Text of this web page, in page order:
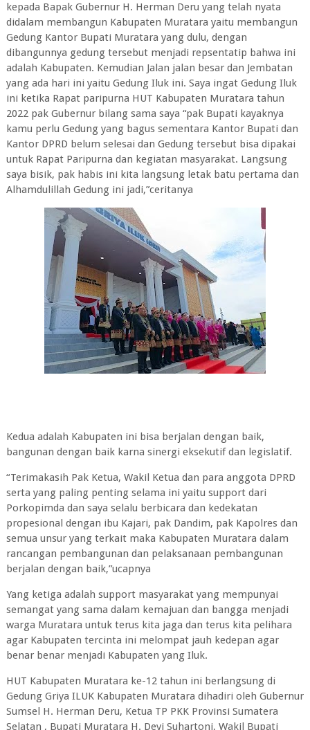
kepada Bapak Gubernur H. Herman Deru yang telah nyata
didalam membangun Kabupaten Muratara yaitu membangun
Gedung Kantor Bupati Muratara yang dulu, dengan
dibangunnya gedung tersebut menjadi repsentatip bahwa ini
adalah Kabupaten. Kemudian Jalan jalan besar dan Jembatan
yang ada hari ini yaitu Gedung Iluk ini. Saya ingat Gedung Iluk
ini ketika Rapat paripurna HUT Kabupaten Muratara tahun
2022 pak Gubernur bilang sama saya “pak Bupati kayaknya
kamu perlu Gedung yang bagus sementara Kantor Bupati dan
Kantor DPRD belum selesai dan Gedung tersebut bisa dipakai
untuk Rapat Paripurna dan kegiatan masyarakat. Langsung
saya bisik, pak habis ini kita langsung letak batu pertama dan
Alhamdulillah Gedung ini jadi,”ceritanya
Kedua adalah Kabupaten ini bisa berjalan dengan baik,
bangunan dengan baik karna sinergi eksekutif dan legislatif.
“Terimakasih Pak Ketua, Wakil Ketua dan para anggota DPRD
serta yang paling penting selama ini yaitu support dari
Porkopimda dan saya selalu berbicara dan kedekatan
propesional dengan ibu Kajari, pak Dandim, pak Kapolres dan
semua unsur yang terkait maka Kabupaten Muratara dalam
rancangan pembangunan dan pelaksanaan pembangunan
berjalan dengan baik,”ucapnya
Yang ketiga adalah support masyarakat yang mempunyai
semangat yang sama dalam kemajuan dan bangga menjadi
warga Muratara untuk terus kita jaga dan terus kita pelihara
agar Kabupaten tercinta ini melompat jauh kedepan agar
benar benar menjadi Kabupaten yang Iluk.
HUT Kabupaten Muratara ke-12 tahun ini berlangsung di
Gedung Griya ILUK Kabupaten Muratara dihadiri oleh Gubernur
Sumsel H. Herman Deru, Ketua TP PKK Provinsi Sumatera
Selatan , Bupati Muratara H. Devi Suhartoni, Wakil Bupati